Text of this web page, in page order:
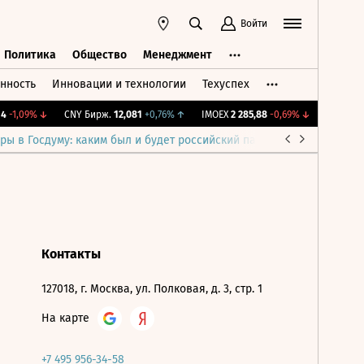
Войти
Политика Общество Менеджмент
Инновации и технологии Техуспех
-1,09%↓ CNY Бирж. 12,081 +0,76%↑ IMOEX 2 285,88 -0,69%↓
в Госдуму: каким был и будет российский парламент
Контакты
127018, г. Москва, ул. Полковая, д. 3, стр. 1
На карте
+7 495 956-34-58